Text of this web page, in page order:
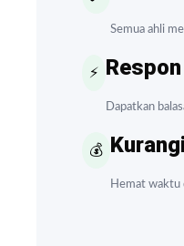
Semua ahli
⚡
Dapatkan
💰
Hemat waktu